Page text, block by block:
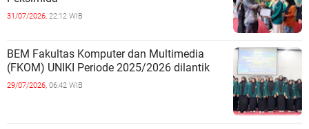
31/07/2026, 22:12 WIB
BEM Fakultas Komputer dan Multimedia
(FKOM) UNIKI Periode 2025/2026 dilantik
29/07/2026, 06:42 WIB